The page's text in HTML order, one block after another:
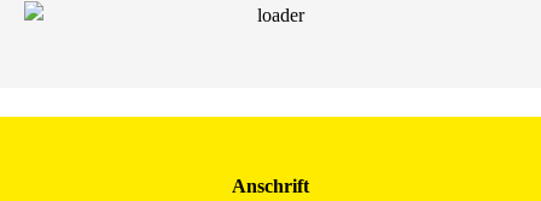
Anschrift